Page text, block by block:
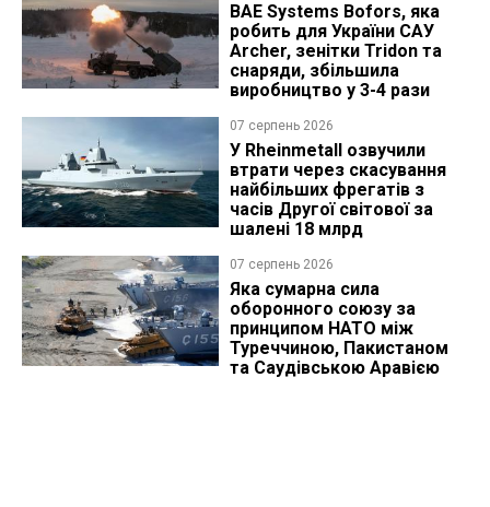
BAE Systems Bofors, яка
робить для України САУ
Archer, зенітки Tridon та
снаряди, збільшила
виробництво у 3-4 рази
07 серпень 2026
У Rheinmetall озвучили
втрати через скасування
найбільших фрегатів з
часів Другої світової за
шалені 18 млрд
07 серпень 2026
Яка сумарна сила
оборонного союзу за
принципом НАТО між
Туреччиною, Пакистаном
та Саудівською Аравією